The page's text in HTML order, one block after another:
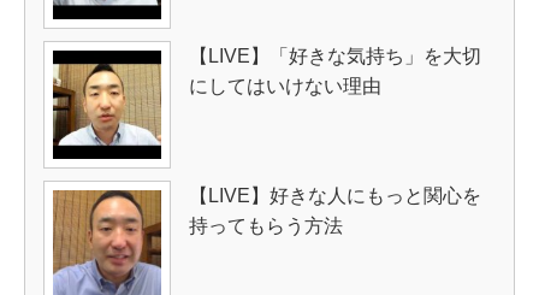
【LIVE】「好きな気持ち」を大切
にしてはいけない理由
【LIVE】好きな人にもっと関心を
持ってもらう方法